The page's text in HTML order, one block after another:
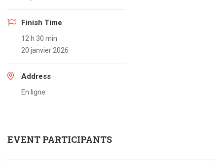
Finish Time
12 h 30 min
20 janvier 2026
Address
En ligne
EVENT PARTICIPANTS